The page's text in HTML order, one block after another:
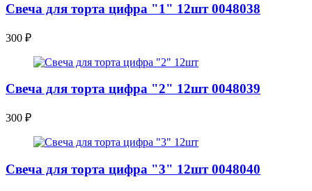
Свеча для торта цифра "1" 12шт 0048038
300 ₽
Свеча для торта цифра "2" 12шт 0048039
300 ₽
Свеча для торта цифра "3" 12шт 0048040